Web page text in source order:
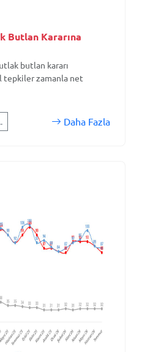
Butlan Kararına
butlan kararı
tepkiler zamanla net
Daha Fazla